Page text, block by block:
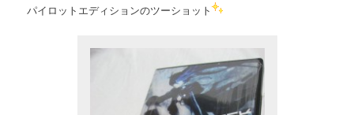
パイロットエディションのツーショット